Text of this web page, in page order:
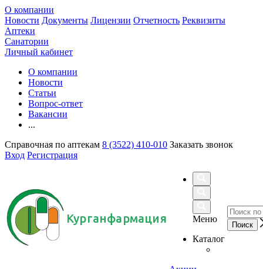
О компании
Новости Документы Лицензии Отчетность Реквизиты
Аптеки
Санатории
Личный кабинет
О компании
Новости
Статьи
Вопрос-ответ
Вакансии
...
Справочная по аптекам 8 (3522) 410-010 Заказать звонок
Вход Регистрация
Курганфармация
Меню
Каталог